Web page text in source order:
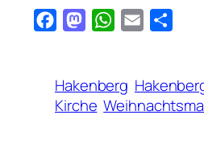
FacebookMastodonWhatsApp
Email
Hakenberg
Kirche